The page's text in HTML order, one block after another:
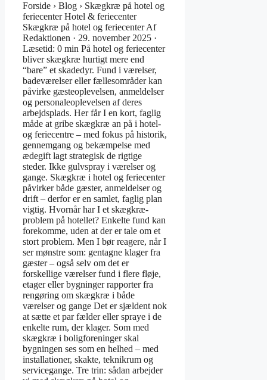
Forside › Blog › Skægkræ på hotel og
feriecenter Hotel & feriecenter
Skægkræ på hotel og feriecenter Af
Redaktionen · 29. november 2025 ·
Læsetid: 0 min På hotel og feriecenter
bliver skægkræ hurtigt mere end
“bare” et skadedyr. Fund i værelser,
badeværelser eller fællesområder kan
påvirke gæsteoplevelsen, anmeldelser
og personaleoplevelsen af deres
arbejdsplads. Her får I en kort, faglig
måde at gribe skægkræ an på i hotel-
og feriecentre – med fokus på historik,
gennemgang og bekæmpelse med
ædegift lagt strategisk de rigtige
steder. Ikke gulvspray i værelser og
gange. Skægkræ i hotel og feriecenter
påvirker både gæster, anmeldelser og
drift – derfor er en samlet, faglig plan
vigtig. Hvornår har I et skægkræ-
problem på hotellet? Enkelte fund kan
forekomme, uden at der er tale om et
stort problem. Men I bør reagere, når I
ser mønstre som: gentagne klager fra
gæster – også selv om det er
forskellige værelser fund i flere fløje,
etager eller bygninger rapporter fra
rengøring om skægkræ i både
værelser og gange Det er sjældent nok
at sætte et par fælder eller spraye i de
enkelte rum, der klager. Som med
skægkræ i boligforeninger skal
bygningen ses som en helhed – med
installationer, skakte, teknikrum og
servicegange. Tre trin: sådan arbejder